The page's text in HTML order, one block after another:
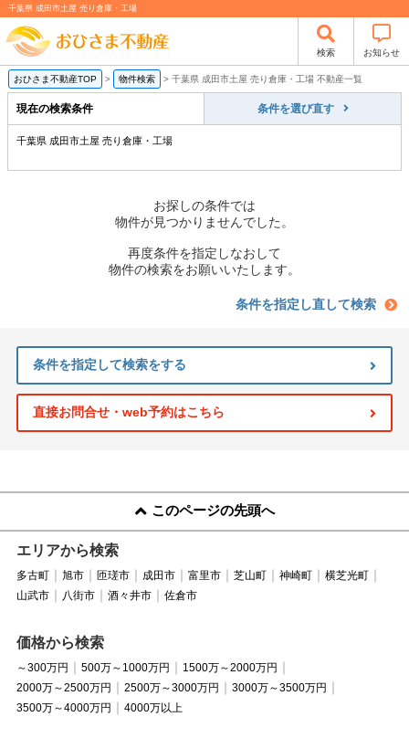
千葉県 成田市土屋 売り倉庫・工場
検索 お知らせ
おひさま不動産TOP > 物件検索 > 千葉県 成田市土屋 売り倉庫・工場 不動産一覧
現在の検索条件 条件を選び直す
千葉県 成田市土屋 売り倉庫・工場
お探しの条件では
物件が見つかりませんでした。
再度条件を指定しなおして
物件の検索をお願いいたします。
条件を指定し直して検索
条件を指定して検索をする
直接お問合せ・web予約はこちら
このページの先頭へ
エリアから検索
多古町 旭市 匝瑳市 成田市 富里市 芝山町 神崎町
横芝光町
山武市
八街市 酒々井市 佐倉市
価格から検索
～300万円 500万～1000万円
1500万～2000万円
2000万～2500万円
2500万～3000万円
3000万～3500万円
3500万～4000万円
4000万以上